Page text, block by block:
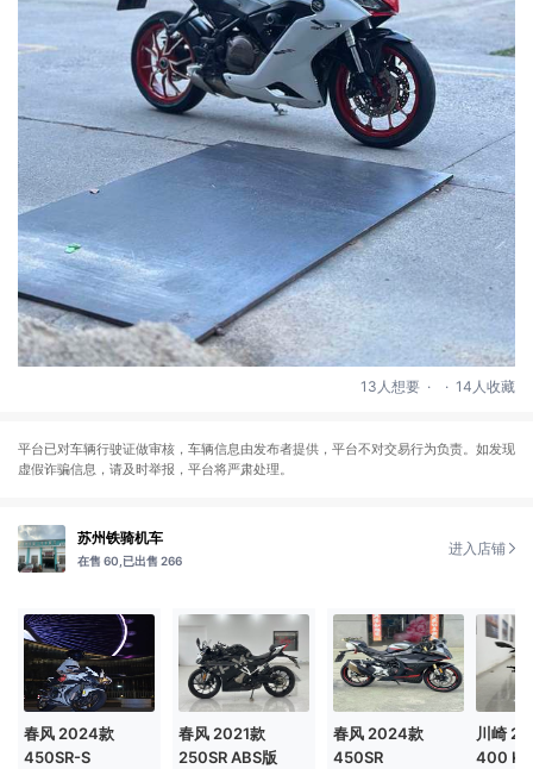
13人想要 . . 14人收藏
平台已对车辆行驶证做审核，车辆信息由发布者提供，平台不对交易行为负责。如发现
虚假诈骗信息，请及时举报，平台将严肃处理。
苏州铁骑机车
在售 60, 已出售 266
进入店铺
春风 2024款
450SR-S
春风 2021款
250SR ABS版
春风 2024款
450SR
川崎
400